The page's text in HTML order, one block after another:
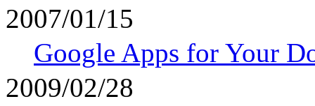
2007/01/15
Google Apps for Your
2009/02/28